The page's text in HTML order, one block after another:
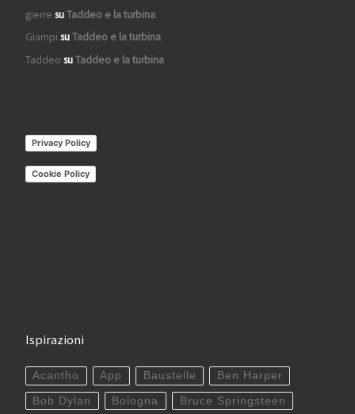
gierre suTaddeo e la turbina
Giampi suTaddeo e la turbina
Taddeo suTaddeo e la turbina
Privacy Policy
Cookie Policy
Ispirazioni
Acantho App Baustelle Ben Harper
Bob Dylan Bologna Bruce Springsteen